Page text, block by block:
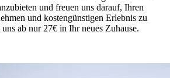
und freuen uns darauf, Ihren
und kostengünstigen Erlebnis zu
ab nur 27€ in Ihr neues Zuhause.